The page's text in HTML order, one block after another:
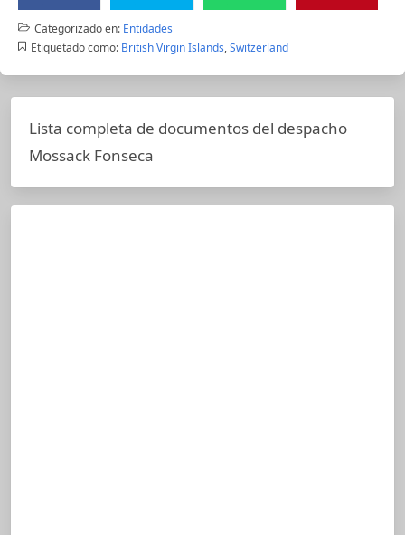
Categorizado en: Entidades
Etiquetado como: British Virgin Islands,Switzerland
Lista completa de documentos del despacho
Mossack Fonseca